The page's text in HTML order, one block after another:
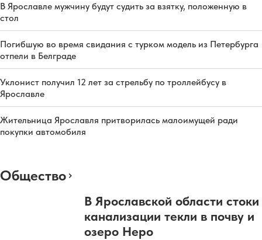
В Ярославле мужчину будут судить за взятку, положенную в
стол
Погибшую во время свидания с турком модель из Петербурга
отпели в Белграде
Уклонист получил 12 лет за стрельбу по троллейбусу в
Ярославле
Жительница Ярославля притворилась малоимущей ради
покупки автомобиля
Общество
В Ярославской области стоки
канализации текли в почву и
озеро Неро